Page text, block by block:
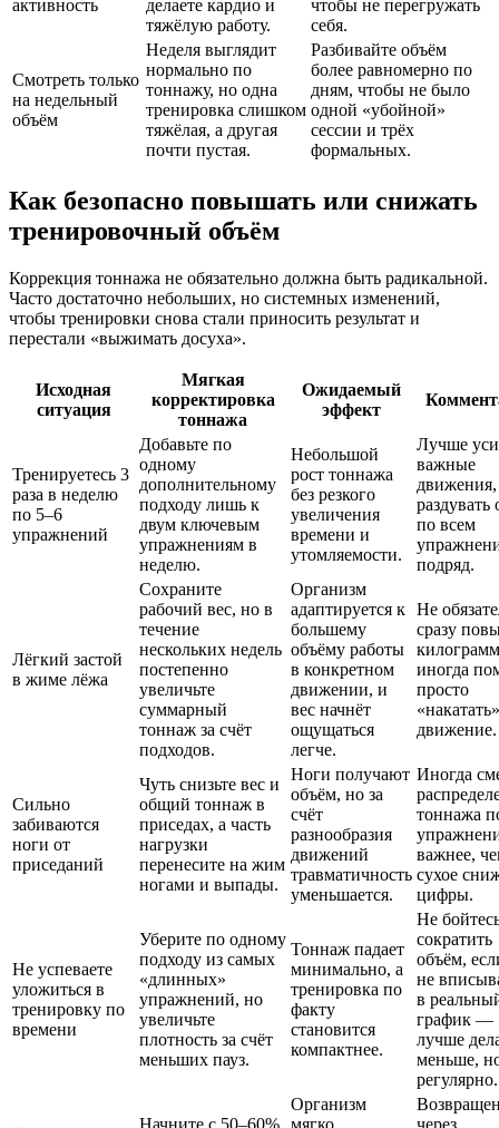
активность
делаете кардио и
тяжёлую работу.
чтобы не перегружать
себя.
Смотреть только
на недельный
объём
Неделя выглядит
нормально по
тоннажу, но одна
тренировка слишком
тяжёлая, а другая
почти пустая.
Разбивайте объём
более равномерно по
дням, чтобы не было
одной «убойной»
сессии и трёх
формальных.
Как безопасно повышать или снижать
тренировочный объём
Коррекция тоннажа не обязательно должна быть радикальной.
Часто достаточно небольших, но системных изменений,
чтобы тренировки снова стали приносить результат и
перестали «выжимать досуха».
Исходная
ситуация
Мягкая
корректировка
тоннажа
Ожидаемый
эффект
Тренируетесь 3
раза в неделю
по 5–6
упражнений
Добавьте по
одному
дополнительному
подходу лишь к
двум ключевым
упражнениям в
неделю.
Небольшой
рост тоннажа
без резкого
увеличения
времени и
утомляемости.
Лучше
важные
раздувать
по всем
подряд.
Лёгкий застой
в жиме лёжа
Сохраните
рабочий вес, но в
течение
нескольких недель
постепенно
увеличьте
суммарный
тоннаж за счёт
подходов.
Организм
адаптируется к
большему
объёму работы
в конкретном
движении, и
вес начнёт
ощущаться
легче.
Не
сразу
иногда
просто
«накатать»
движение.
Сильно
забиваются
ноги от
приседаний
Чуть снизьте вес и
общий тоннаж в
приседах, а часть
нагрузки
перенесите на жим
ногами и выпады.
Ноги получают
объём, но за
счёт
разнообразия
движений
травматичность
уменьшается.
Иногда
тоннажа
важнее,
сухое
цифры.
Не успеваете
уложиться в
тренировку по
времени
Уберите по одному
подходу из самых
«длинных»
упражнений, но
увеличьте
плотность за счёт
меньших пауз.
Тоннаж падает
минимально, а
тренировка по
факту
становится
компактнее.
Не
сократить
объём,
не
в
график —
лучше
меньше,
регулярно.
Организм